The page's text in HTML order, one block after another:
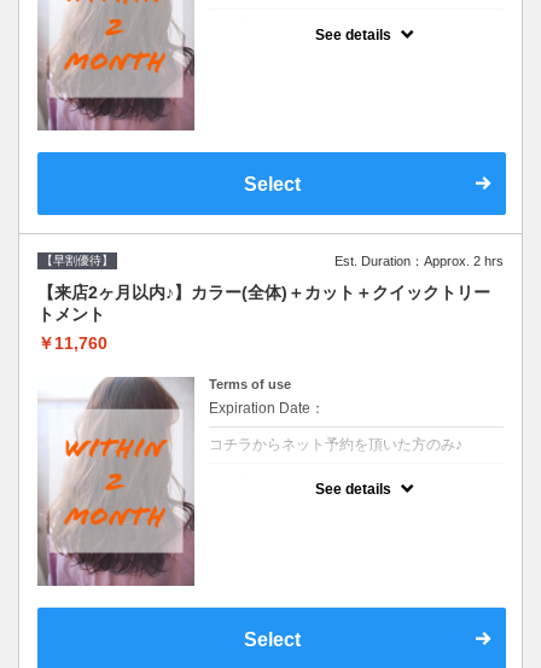
See details
Select
【早割優待】 Est. Duration：Approx. 2 hrs
【来店2ヶ月以内♪】カラー(全体)＋カット＋クイックトリー
トメント
￥11,760
Terms of use
Expiration Date：
コチラからネット予約を頂いた方のみ♪
See details
Select